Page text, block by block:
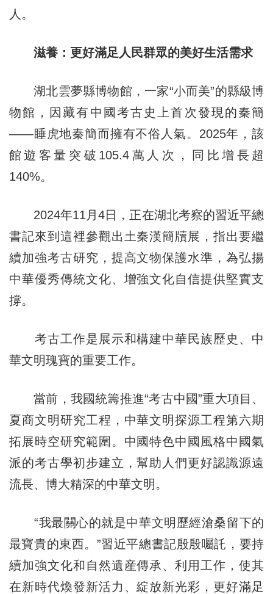
人。
滋養：更好滿足人民群眾的美好生活需求
湖北雲夢縣博物館，一家“小而美”的縣級博
物館，因藏有中國考古史上首次發現的秦簡
——睡虎地秦簡而擁有不俗人氣。2025年，該
館遊客量突破105.4萬人次，同比增長超
140%。
2024年11月4日，正在湖北考察的習近平總
書記來到這裡參觀出土秦漢簡牘展，指出要繼
續加強考古研究，提高文物保護水準，為弘揚
中華優秀傳統文化、增強文化自信提供堅實支
撐。
考古工作是展示和構建中華民族歷史、中
華文明瑰寶的重要工作。
當前，我國統籌推進“考古中國”重大項目、
夏商文明研究工程，中華文明探源工程第六期
拓展時空研究範圍。中國特色中國風格中國氣
派的考古學初步建立，幫助人們更好認識源遠
流長、博大精深的中華文明。
“我最關心的就是中華文明歷經滄桑留下的
最寶貴的東西。”習近平總書記殷殷囑託，要持
續加強文化和自然遺産傳承、利用工作，使其
在新時代煥發新活力、綻放新光彩，更好滿足